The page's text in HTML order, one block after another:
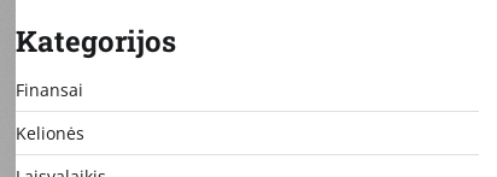
Kategorijos
Finansai
Kelionės